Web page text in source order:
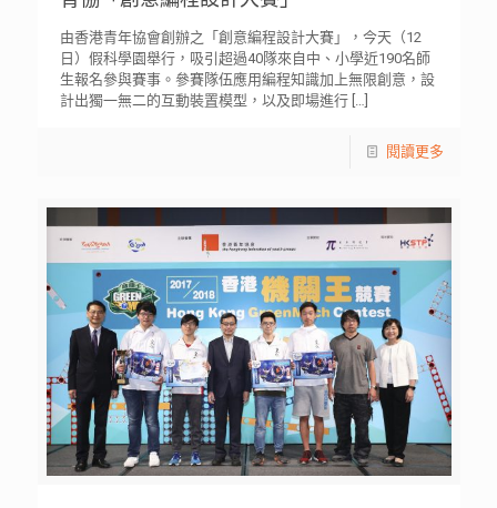
由香港青年協會創辦之「創意編程設計大賽」，今天（12
日）假科學園舉行，吸引超過40隊來自中、小學近190名師
生報名參與賽事。參賽隊伍應用編程知識加上無限創意，設
計出獨一無二的互動裝置模型，以及即場進行[…]
閱讀更多